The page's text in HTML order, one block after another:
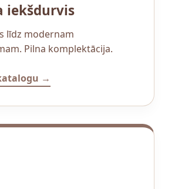
iekšdurvis
līdz modernam
Pilna komplektācija.
→